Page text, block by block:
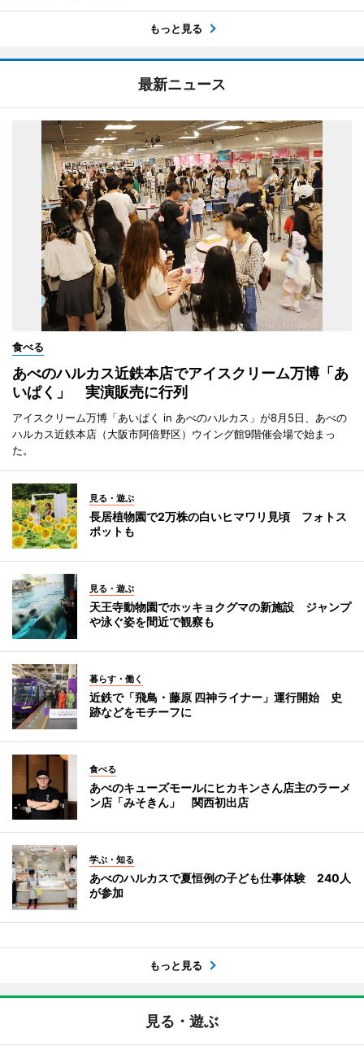
もっと見る
最新ニュース
食べる
あべのハルカス近鉄本店でアイスクリーム万博「あ
いぱく」 実演販売に行列
アイスクリーム万博「あいぱく in あべのハルカス」が8月5日、あべの
ハルカス近鉄本店（大阪市阿倍野区）ウイング館9階催会場で始まっ
た。
見る・遊ぶ
長居植物園で2万株の白いヒマワリ見頃 フォトス
ポットも
見る・遊ぶ
天王寺動物園でホッキョクグマの新施設 ジャンプ
や泳ぐ姿を間近で観察も
暮らす・働く
近鉄で「飛鳥・藤原 四神ライナー」運行開始 史
跡などをモチーフに
食べる
あべのキューズモールにヒカキンさん店主のラーメ
ン店「みそきん」 関西初出店
学ぶ・知る
あべのハルカスで夏恒例の子ども仕事体験 240人
が参加
もっと見る
見る・遊ぶ